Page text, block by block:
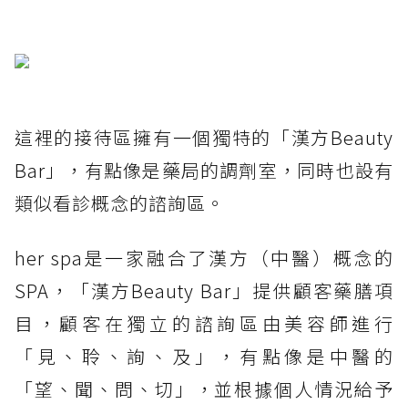
這裡的接待區擁有一個獨特的「漢方Beauty
Bar」，有點像是藥局的調劑室，同時也設有
類似看診概念的諮詢區。
her spa是一家融合了漢方（中醫）概念的
SPA，「漢方Beauty Bar」提供顧客藥膳項
目，顧客在獨立的諮詢區由美容師進行
「見、聆、詢、及」，有點像是中醫的
「望、聞、問、切」，並根據個人情況給予